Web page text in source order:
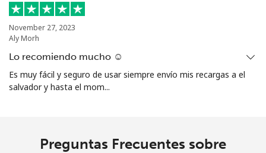
November 27, 2023
Aly Morh
Lo recomiendo mucho ☺️
Es muy fácil y seguro de usar siempre envío mis recargas a el
salvador y hasta el mom...
Preguntas Frecuentes sobre